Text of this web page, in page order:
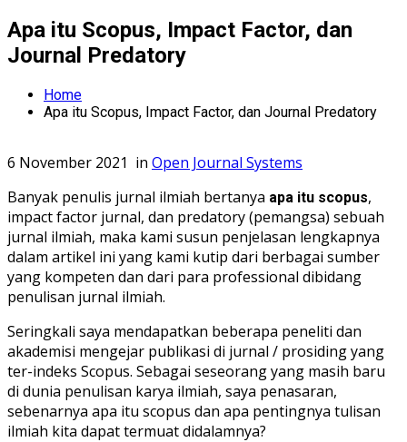
Apa itu Scopus, Impact Factor, dan
Journal Predatory
Home
Apa itu Scopus, Impact Factor, dan Journal Predatory
6 November 2021 in Open Journal Systems
Banyak penulis jurnal ilmiah bertanya apa itu scopus,
impact factor jurnal, dan predatory (pemangsa) sebuah
jurnal ilmiah, maka kami susun penjelasan lengkapnya
dalam artikel ini yang kami kutip dari berbagai sumber
yang kompeten dan dari para professional dibidang
penulisan jurnal ilmiah.
Seringkali saya mendapatkan beberapa peneliti dan
akademisi mengejar publikasi di jurnal / prosiding yang
ter-indeks Scopus. Sebagai seseorang yang masih baru
di dunia penulisan karya ilmiah, saya penasaran,
sebenarnya apa itu scopus dan apa pentingnya tulisan
ilmiah kita dapat termuat didalamnya?